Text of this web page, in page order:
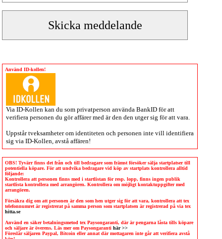
Använd ID-kollen!
Via ID-Kollen kan du som privatperson använda BankID för att
verifiera personen du gör affärer med är den den utger sig för att vara.
Uppstår tveksamheter om identiteten och personen inte vill identifiera
sig via ID-Kollen , avstå affären!
OBS! Tyvärr finns det från och till bedragare som främst försöker sälja startplatser till
potentiella köpare. För att undvika bedragare vid köp av startplats kontrollera alltid
följande:
Kontrollera att personen finns med i startlistan för resp. lopp, finns ingen publik
startlista kontrollera med arrangören. Kontrollera om möjligt kontaktuppgifter med
arrangören.
Försäkra dig om att personen är den som hen utger sig för att vara, kontrollera att tex
telefonnumret är registrerat på samma person som startplatsen är registrerad på via tex
hitta.se
Använd en säker betalningsmetod tex Paysongaranti, där är pengarna låsta tills köpare
och säljare är överens. Läs mer om Paysongaranti här >>
Föreslår säljaren Paypal, Bitcoin eller annat där mottagaren inte går att verifiera avstå